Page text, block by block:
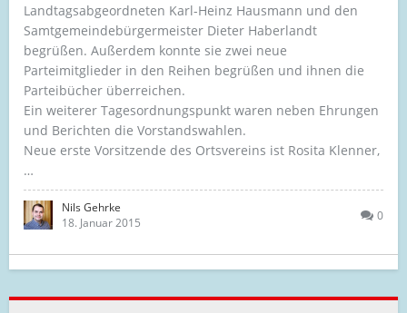
Landtagsabgeordneten Karl-Heinz Hausmann und den
Samtgemeindebürgermeister Dieter Haberlandt
begrüßen. Außerdem konnte sie zwei neue
Parteimitglieder in den Reihen begrüßen und ihnen die
Parteibücher überreichen.
Ein weiterer Tagesordnungspunkt waren neben Ehrungen
und Berichten die Vorstandswahlen.
Neue erste Vorsitzende des Ortsvereins ist Rosita Klenner,
…
Nils Gehrke
18. Januar 2015
0